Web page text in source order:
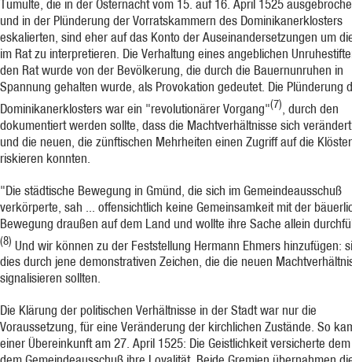
Tumulte, die in der Osternacht vom 15. auf 16. April 1525
und in der Plünderung der Vorratskammern des Dominikanerklosters
eskalierten, sind eher auf das Konto der Auseinandersetzungen um
im Rat zu interpretieren. Die Verhaltung eines angeblichen
den Rat wurde von der Bevölkerung, die durch die Bauernunruhen in
Spannung gehalten wurde, als Provokation gedeutet. Die Plünderung
Dominikanerklosters war ein "revolutionärer Vorgang"(7) , durch den
dokumentiert werden sollte, dass die Machtverhältnisse sich
und die neuen, die zünftischen Mehrheiten einen Zugriff auf die Klöster
riskieren konnten.
"Die städtische Bewegung in Gmünd, die sich im Gemeindeausschuß
verkörperte, sah ... offensichtlich keine Gemeinsamkeit mit der
Bewegung draußen auf dem Land und wollte ihre Sache allein
(8) Und wir können zu der Feststellung Hermann Ehmers hinzufügen:
dies durch jene demonstrativen Zeichen, die die neuen
signalisieren sollten.
Die Klärung der politischen Verhältnisse in der Stadt war nur die
Voraussetzung, für eine Veränderung der kirchlichen Zustände. So
einer Übereinkunft am 27. April 1525: Die Geistlichkeit versicherte